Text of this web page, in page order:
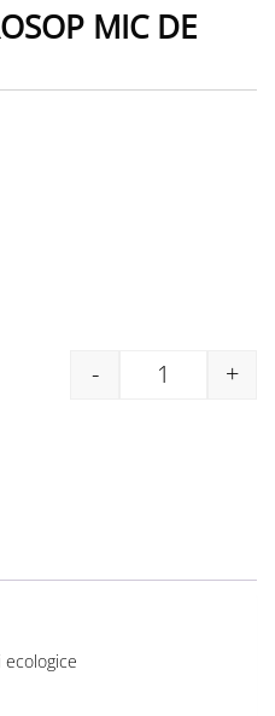
MIC DE
- +